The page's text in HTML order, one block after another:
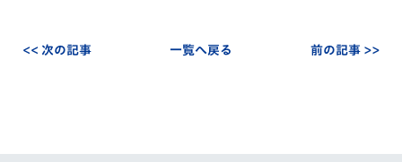
<< 次の記事 一覧へ戻る 前の記事 >>